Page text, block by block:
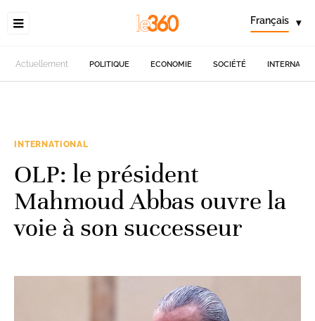
Français ▾
Actuellement POLITIQUE ECONOMIE SOCIÉTÉ
INTERNATIONAL
OLP: le président
Mahmoud Abbas ouvre la
voie à son successeur